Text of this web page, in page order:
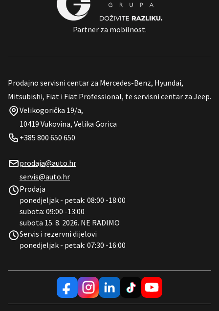
Partner za mobilnost.
Prodajno servisni centar za Mercedes-Benz, Hyundai,
Mitsubishi, Fiat i Fiat Professional, te servisni centar za Jeep.
Velikogorička 19/a,
10419 Vukovina, Velika Gorica
+385 800 650 650
prodaja@auto.hr
servis@auto.hr
Prodaja
ponedjeljak - petak: 08:00 -18:00
subota: 09:00 -13:00
subota 15. 8. 2026. NE RADIMO
Servis i rezervni dijelovi
ponedjeljak - petak: 07:30 -16:00